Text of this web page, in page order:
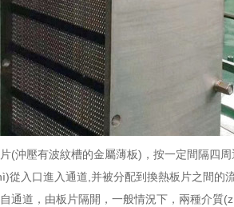
(沖壓有波紋槽的金屬薄板)，按一定間隔四
從入口進入通道,并被分配到換熱板片之間的流
道，由板片隔開，一般情況下，兩種介質